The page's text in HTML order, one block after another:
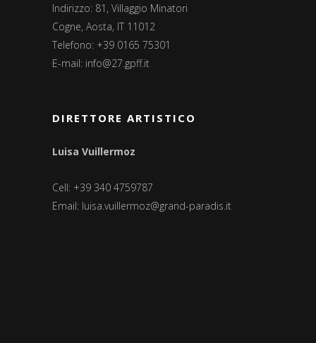
Indirizzo: 81, Villaggio Minatori
Cogne, Aosta, IT 11012
Telefono: +39 0165 75301
E-mail: info@27.gpff.it
DIRETTORE ARTISTICO
Luisa Vuillermoz
Cell: +39 340 4759787
Email: luisa.vuillermoz@grand-paradis.it